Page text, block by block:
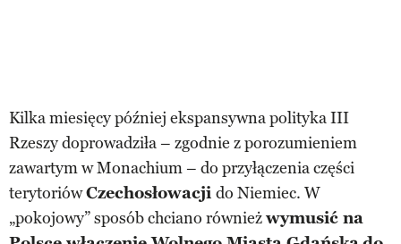
Kilka miesięcy później ekspansywna polityka III
Rzeszy doprowadziła – zgodnie z porozumieniem
zawartym w Monachium – do przyłączenia części
terytoriówCzechosłowacji do Niemiec. W
„pokojowy” sposób chciano równieżwymusić na